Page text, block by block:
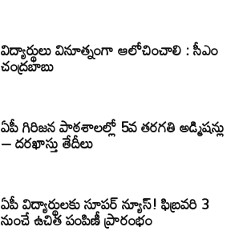
విద్యార్థులు వినూత్నంగా ఆలోచించాలి : సీఎం
చంద్రబాబు
ఏపీ గిరిజన పాఠశాలల్లో 5వ తరగతి అడ్మిషన్లు
– దరఖాస్తు తేదీలు
ఏపీ విద్యార్థులకు సూపర్ న్యూస్! ఫిబ్రవరి 3
నుంచే ఉచిత పంపిణీ ప్రారంభం